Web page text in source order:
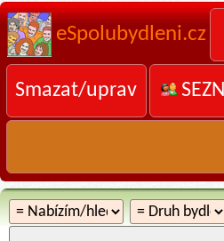
eSpolubydleni.cz
Smazat/uprav